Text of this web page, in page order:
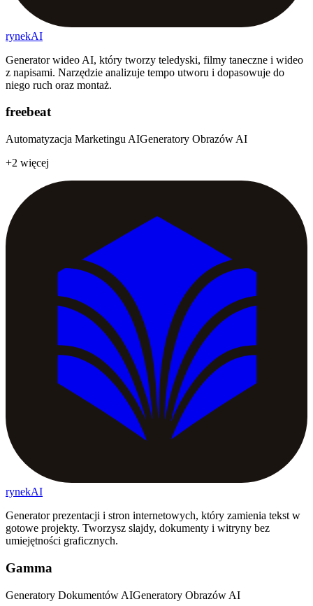
rynekAI
Generator wideo AI, który tworzy teledyski, filmy taneczne i wideo
z napisami. Narzędzie analizuje tempo utworu i dopasowuje do
niego ruch oraz montaż.
freebeat
Automatyzacja Marketingu AIGeneratory Obrazów AI
+2 więcej
rynekAI
Generator prezentacji i stron internetowych, który zamienia tekst w
gotowe projekty. Tworzysz slajdy, dokumenty i witryny bez
umiejętności graficznych.
Gamma
Generatory Dokumentów AIGeneratory Obrazów AI